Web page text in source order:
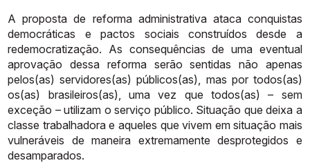
A proposta de reforma administrativa ataca conquistas
democráticas e
pactos sociais construídos desde a
redemocratização. As consequências de uma eventual
aprovação dessa reforma serão sentidas não apenas
pelos(as) servidores(as) públicos(as), mas por todos(as)
os(as)
brasileiros(as), uma vez que todos(as) – sem
exceção – utilizam o serviço público. Situação que deixa a
classe trabalhadora e aqueles que vivem em situação mais
vulneráveis de maneira extremamente desprotegidos e
desamparados.